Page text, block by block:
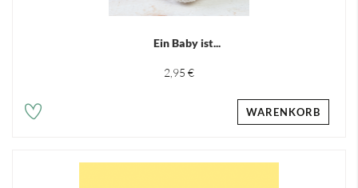
Ein Baby ist...
2,95 €
WARENKORB